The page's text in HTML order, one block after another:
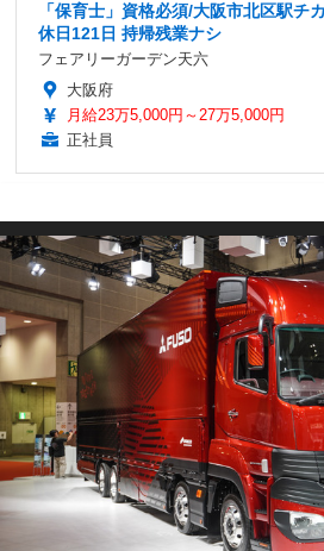
「保育士」資格必須/大阪市北区駅チ
休日121日 持帰残業ナシ
フェアリーガーデン天六
大阪府
月給23万5,000円～27万5,000円
正社員